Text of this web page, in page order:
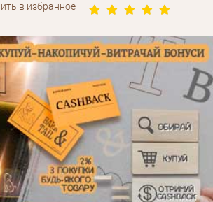
в избранное
Забыли пароль?